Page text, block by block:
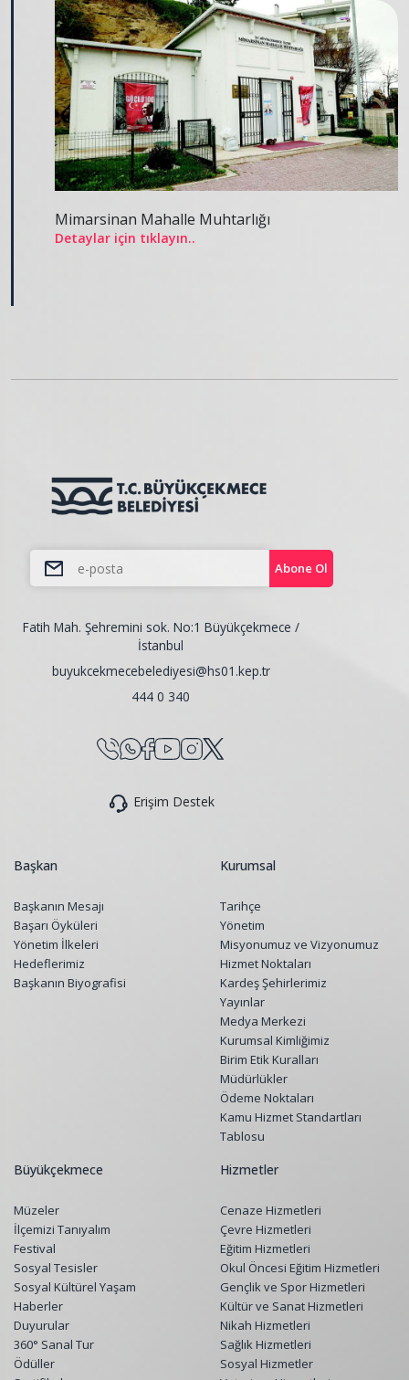
Mimarsinan Mahalle Muhtarlığı
Detaylar için tıklayın..
Abone Ol
Fatih Mah. Şehremini sok. No:1 Büyükçekmece /
İstanbul
buyukcekmecebelediyesi@hs01.kep.tr
444 0 340
Erişim Destek
Başkan
Başkanın Mesajı
Başarı Öyküleri
Yönetim İlkeleri
Hedeflerimiz
Başkanın Biyografisi
Kurumsal
Tarihçe
Yönetim
Misyonumuz ve Vizyonumuz
Hizmet Noktaları
Kardeş Şehirlerimiz
Yayınlar
Medya Merkezi
Kurumsal Kimliğimiz
Birim Etik Kuralları
Müdürlükler
Ödeme Noktaları
Kamu Hizmet Standartları
Tablosu
Büyükçekmece
Müzeler
İlçemizi Tanıyalım
Festival
Sosyal Tesisler
Sosyal Kültürel Yaşam
Haberler
Duyurular
360° Sanal Tur
Ödüller
Hizmetler
Cenaze Hizmetleri
Çevre Hizmetleri
Eğitim Hizmetleri
Okul Öncesi Eğitim Hizmetleri
Gençlik ve Spor Hizmetleri
Kültür ve Sanat Hizmetleri
Nikah Hizmetleri
Sağlık Hizmetleri
Sosyal Hizmetler